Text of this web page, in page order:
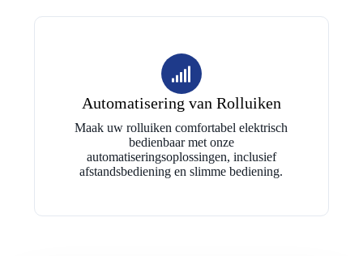
Automatisering van Rolluiken
Maak uw rolluiken comfortabel elektrisch
bedienbaar met onze
automatiseringsoplossingen, inclusief
afstandsbediening en slimme bediening.